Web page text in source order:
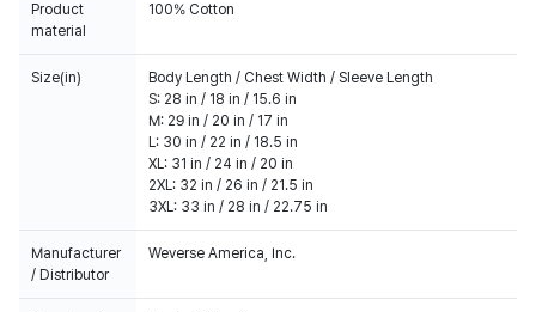
Product
material
100% Cotton
Size(in)
Body Length / Chest Width / Sleeve Length
S: 28 in / 18 in / 15.6 in
M: 29 in / 20 in / 17 in
L: 30 in / 22 in / 18.5 in
XL: 31 in / 24 in / 20 in
2XL: 32 in / 26 in / 21.5 in
3XL: 33 in / 28 in / 22.75 in
Manufacturer
/ Distributor
Weverse America, Inc.